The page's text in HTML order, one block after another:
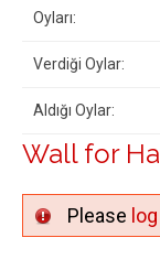
Oyları:
Verdiği Oylar:
Aldığı Oylar:
Wall for
Please